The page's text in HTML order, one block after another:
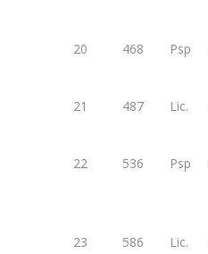
20 468 Psp
21 487 Lic.
22 536 Psp
23 586 Lic.